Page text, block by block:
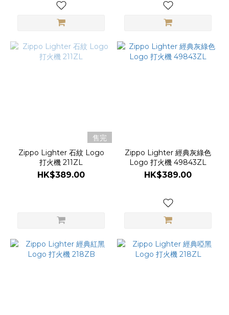
售完
Zippo Lighter 石紋 Logo
打火機 211ZL
HK$389.00
Zippo Lighter 經典灰綠色
Logo 打火機 49843ZL
HK$389.00